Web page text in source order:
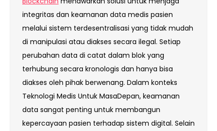
integritas dan keamanan data medis pasien
melalui sistem terdesentralisasi yang tidak mudah
di manipulasi atau diakses secara ilegal. Setiap
perubahan data di catat dalam blok yang
terhubung secara kronologis dan hanya bisa
diakses oleh pihak berwenang. Dalam konteks
Teknologi Medis Untuk MasaDepan, keamanan
data sangat penting untuk membangun
kepercayaan pasien terhadap sistem digital. Selain